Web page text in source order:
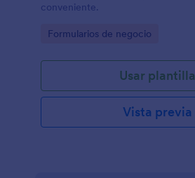
conveniente.
Go to Category:
Formularios de negocio
Usar plantilla
Vista previa